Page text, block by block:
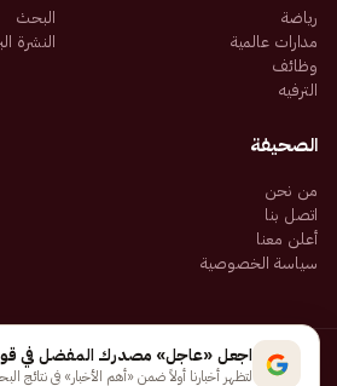
رياضة
مدارات عالمية
وظائف
الترفيه
البحث
النشرة
الصحيفة
من نحن
اتصل بنا
أعلن معنا
سياسة الخصوصية
جميع الحقوق محفوظة لـ شركة إيجاز للنشر الإلكتروني
اجعل «عاجل» مصدرك المفضل في
لتظهر أخبارنا أولاً ضمن «أهم الأخبار» في نتائج